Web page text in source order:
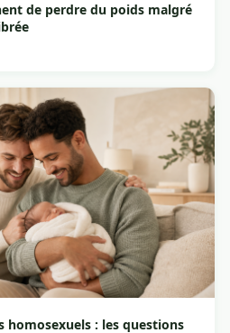
de perdre du poids malgré
homosexuels : les questions